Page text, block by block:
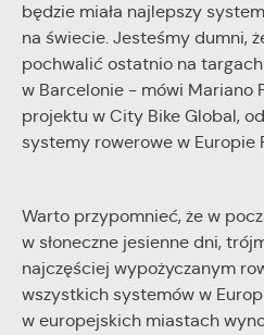
będzie miała najlepszy
na świecie. Jesteśmy dumni,
pochwalić ostatnio na
w Barcelonie - mówi Mariano
projektu w City Bike Global,
systemy rowerowe w Europie
Warto przypomnieć, że w
w słoneczne jesienne dni,
najczęściej wypożyczanym
wszystkich systemów w
w europejskich miastach